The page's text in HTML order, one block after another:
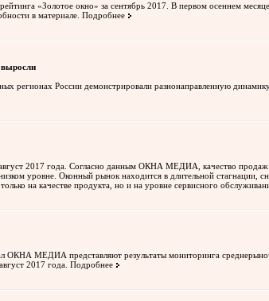
«Золотое окно» за сентябрь 2017. В первом осеннем
в материале. Подробнее
выросли
регионах России демонстрировали разнонаправленную
2017 года. Согласно данным ОКНА МЕДИА, качество
уровне. Оконный рынок находится в длительной стагнации,
на качестве продукта, но и на уровне сервисного
ОКНА МЕДИА представляют результаты мониторинга
2017 года. Подробнее